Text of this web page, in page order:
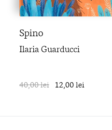
Spino
Ilaria Guarducci
40,00 lei 12,00 lei